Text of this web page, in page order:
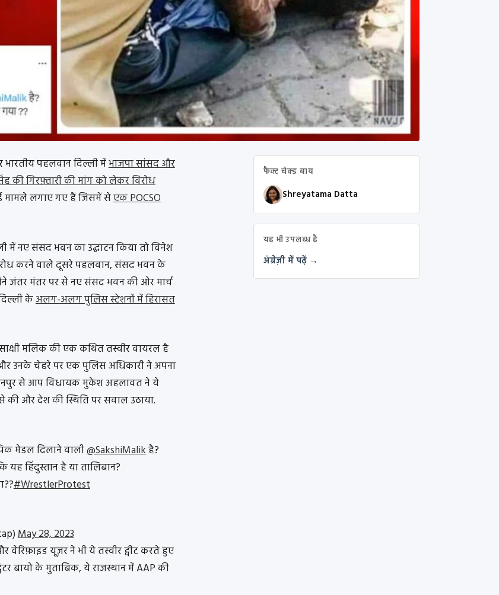
पहलवान दिल्ली मेंभाजपा सांसद और
गिरफ़्तारी की मांग को लेकर विरोध
मामले लगाए गए हैं जिसमें सेएक POCSO
में नए संसद भवन का उद्घाटन किया तो विनेश
करने वाले दूसरे पहलवान, संसद भवन के
जंतर मंतर पर से नए संसद भवन की ओर मार्च
केअलग-अलग पुलिस स्टेशनों में हिरासत
मलिक की एक कथित तस्वीर वायरल है
उनके चेहरे पर एक पुलिस अधिकारी ने अपना
से आप विधायक मुकेश अहलावत ने ये
की और देश की स्थिति पर सवाल उठाया.
मेडल दिलाने वाली@SakshiMalikहै?
हिंदुस्तान है या तालिबान?
#WrestlerProtest
May 28, 2023
वेरिफ़ाइड यूज़र ने भी ये तस्वीर ट्वीट करते हुए
बायो के मुताबिक, ये राजस्थान में AAP की
फैक्ट चेक्ड बाय
Shreyatama Datta
यह भी उपलब्ध है
अंग्रेज़ी में पढ़ें →